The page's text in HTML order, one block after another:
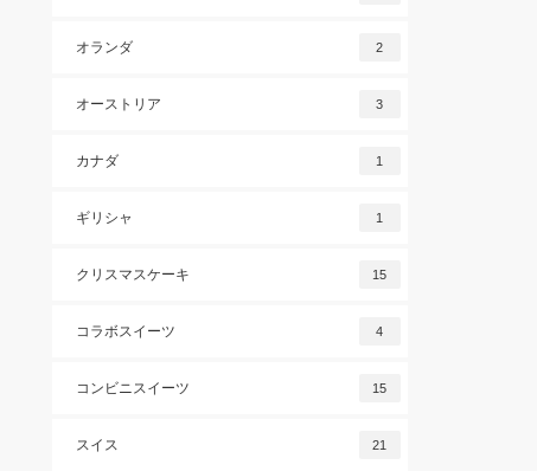
オランダ 2
オーストリア 3
カナダ 1
ギリシャ 1
クリスマスケーキ 15
コラボスイーツ 4
コンビニスイーツ 15
スイス 21